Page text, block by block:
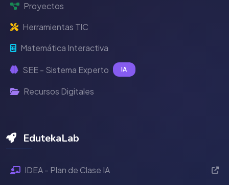
Proyectos
Herramientas TIC
Matemática Interactiva
SEE - Sistema Experto IA
Recursos Digitales
EdutekaLab
IDEA - Plan de Clase IA